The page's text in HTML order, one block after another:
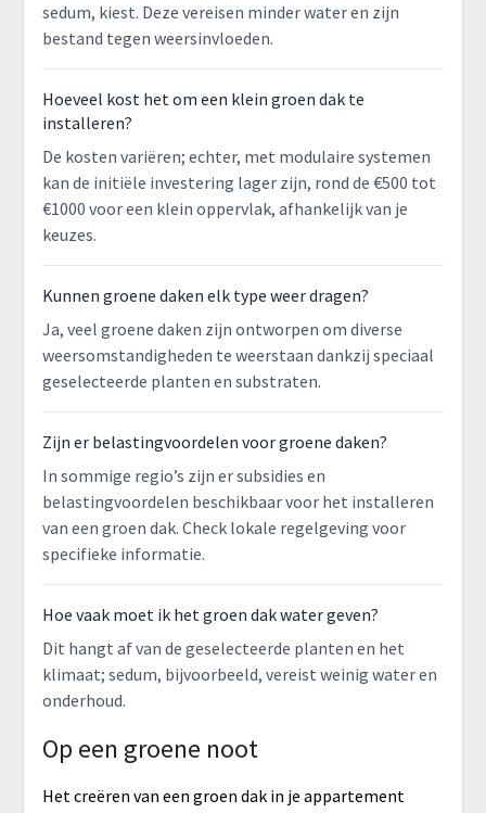
sedum, kiest. Deze vereisen minder water en zijn
bestand tegen weersinvloeden.
Hoeveel kost het om een klein groen dak te
installeren?
De kosten variëren; echter, met modulaire systemen
kan de initiële investering lager zijn, rond de €500 tot
€1000 voor een klein oppervlak, afhankelijk van je
keuzes.
Kunnen groene daken elk type weer dragen?
Ja, veel groene daken zijn ontworpen om diverse
weersomstandigheden te weerstaan dankzij speciaal
geselecteerde planten en substraten.
Zijn er belastingvoordelen voor groene daken?
In sommige regio’s zijn er subsidies en
belastingvoordelen beschikbaar voor het installeren
van een groen dak. Check lokale regelgeving voor
specifieke informatie.
Hoe vaak moet ik het groen dak water geven?
Dit hangt af van de geselecteerde planten en het
klimaat; sedum, bijvoorbeeld, vereist weinig water en
onderhoud.
Op een groene noot
Het creëren van een groen dak in je appartement